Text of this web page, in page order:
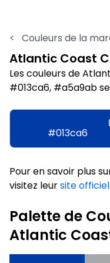
< Couleurs de la
Atlantic Coast
Les couleurs de
#013ca6, #a5a9ab
#013ca6
Pour en savoir plus
visitez leursite officiel.
Palette de
Atlantic